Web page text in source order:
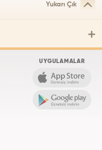
Yukarı Çık
UYGULAMALAR